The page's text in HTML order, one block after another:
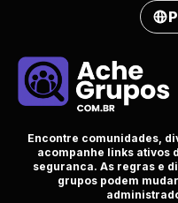
Encontre comunidades,
acompanhe links ativos
seguranca. As regras e
grupos podem